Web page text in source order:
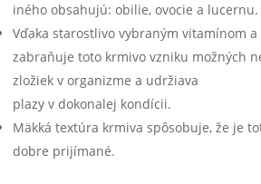
iného obsahujú: obilie, ovocie a lucernu.
Vďaka starostlivo vybraným vitamínom
zabraňuje toto krmivo vzniku možných
zložiek v organizme a udržiava
plazy v dokonalej kondícii.
Mäkká textúra krmiva spôsobuje, že je
dobre prijímané.